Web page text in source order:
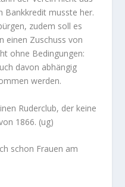
Bankkredit musste her.
zudem soll es
einen Zuschuss von
ohne Bedingungen:
davon abhängig
werden.
Ruderclub, der keine
1866. (ug)
schon Frauen am